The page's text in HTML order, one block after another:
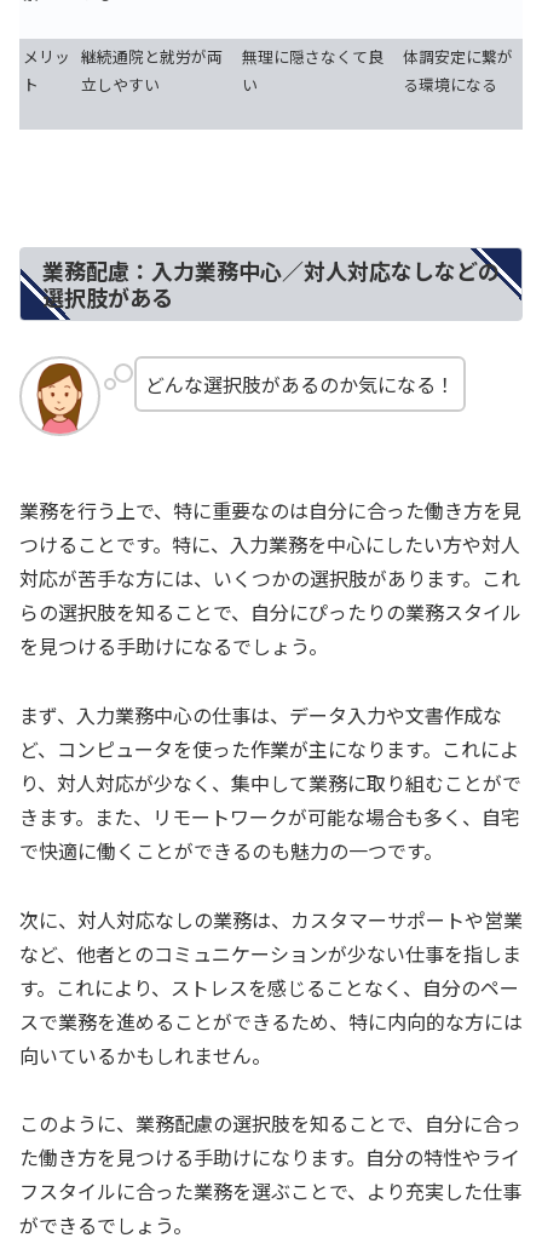
メリッ
ト
継続通院と就労が両
立しやすい
無理に隠さなくて良
い
体調安定に繋が
る環境になる
業務配慮：入力業務中心／対人対応なしなどの
選択肢がある
どんな選択肢があるのか気になる！
業務を行う上で、特に重要なのは自分に合った働き方を見
つけることです。特に、入力業務を中心にしたい方や対人
対応が苦手な方には、いくつかの選択肢があります。これ
らの選択肢を知ることで、自分にぴったりの業務スタイル
を見つける手助けになるでしょう。
まず、入力業務中心の仕事は、データ入力や文書作成な
ど、コンピュータを使った作業が主になります。これによ
り、対人対応が少なく、集中して業務に取り組むことがで
きます。また、リモートワークが可能な場合も多く、自宅
で快適に働くことができるのも魅力の一つです。
次に、対人対応なしの業務は、カスタマーサポートや営業
など、他者とのコミュニケーションが少ない仕事を指しま
す。これにより、ストレスを感じることなく、自分のペー
スで業務を進めることができるため、特に内向的な方には
向いているかもしれません。
このように、業務配慮の選択肢を知ることで、自分に合っ
た働き方を見つける手助けになります。自分の特性やライ
フスタイルに合った業務を選ぶことで、より充実した仕事
ができるでしょう。